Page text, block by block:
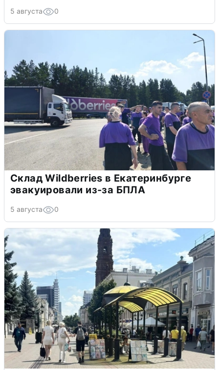
5 августа 0
Склад Wildberries в Екатеринбурге
эвакуировали из-за БПЛА
5 августа 0